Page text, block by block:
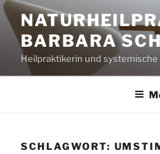
Zum
Inhalt
springenBARBARA
Heilpraktikerin und systemische
SCHLAGWORT: